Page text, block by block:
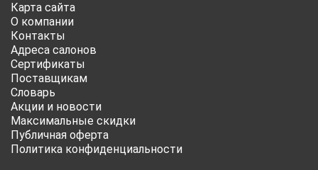
Карта сайта
О компании
Контакты
Адреса салонов
Сертификаты
Поставщикам
Словарь
Акции и новости
Максимальные скидки
Публичная оферта
Политика конфиденциальности